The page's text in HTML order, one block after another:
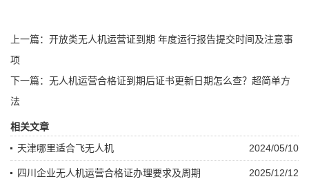
上一篇：开放类无人机运营证到期 年度运行报告提交时间及注意事
项
下一篇：无人机运营合格证到期后证书更新日期怎么查？超简单方
法
相关文章
2024/05/10
天津哪里适合飞无人机
2025/12/12
四川企业无人机运营合格证办理要求及周期